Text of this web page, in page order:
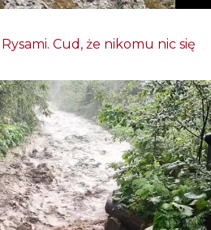
Cud, że nikomu nic się